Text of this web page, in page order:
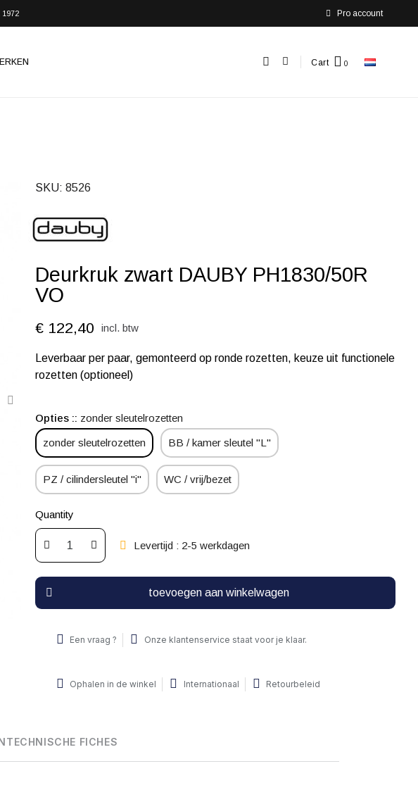
1972 Pro account
Cart
SKU 8526
Deurkruk zwart DAUBY PH1830/50R
VO
€ 122,40 incl. btw
Leverbaar per paar, gemonteerd op ronde rozetten, keuze uit functionele
rozetten (optioneel)
Opties : zonder sleutelrozetten
zonder sleutelrozetten BB / kamer sleutel "L"
PZ / cilindersleutel "i" WC / vrij/bezet
Quantity
Levertijd : 2-5 werkdagen
toevoegen aan winkelwagen
Een vraag ? Onze klantenservice staat voor je klaar.
Ophalen in de winkel Internationaal Retourbeleid
TECHNISCHE FICHES